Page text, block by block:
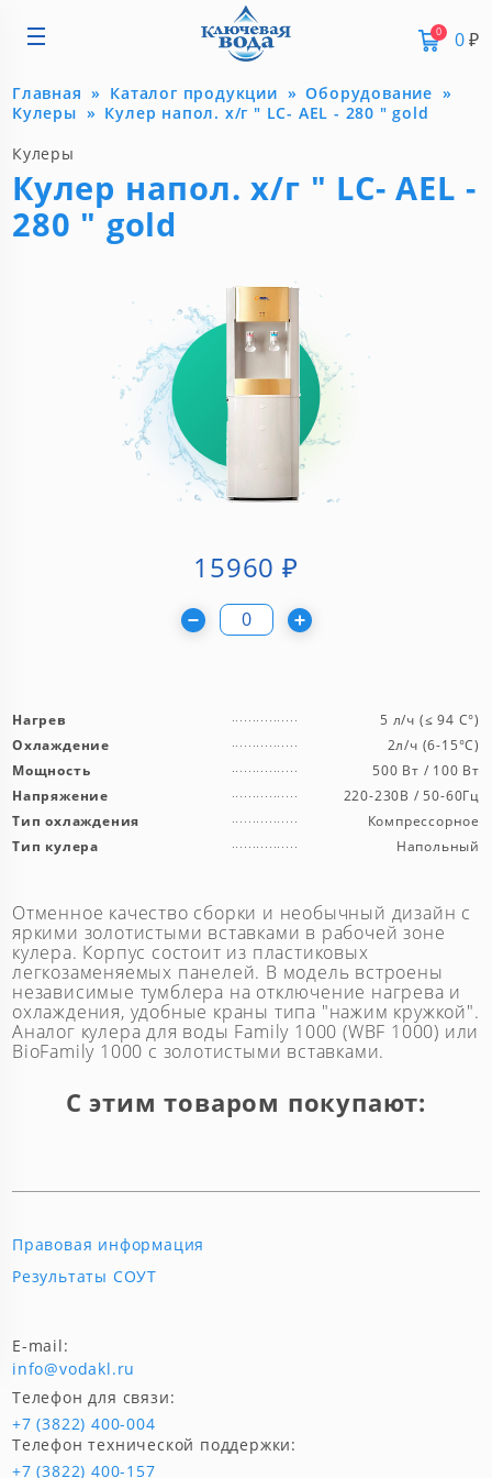
0 0₽
Главная Каталог продукции
Оборудование
Кулеры
Кулер напол. х/г " LC- AEL - 280 " gold
Кулеры
Кулер напол. х/г " LC- AEL -
280 " gold
15960 ₽
Нагрев
5 л/ч (≤ 94 C°)
Охлаждение
2л/ч (6-15°С)
Мощность
500 Вт / 100 Вт
Напряжение
220-230В / 50-60Гц
Тип охлаждения
Компрессорное
Тип кулера
Напольный
Отменное качество сборки и необычный дизайн с
яркими золотистыми вставками в рабочей зоне
кулера. Корпус состоит из пластиковых
легкозаменяемых панелей. В модель встроены
независимые тумблера на отключение нагрева и
охлаждения, удобные краны типа "нажим кружкой".
Аналог кулера для воды Family 1000 (WBF 1000) или
BioFamily 1000 с золотистыми вставками.
С этим товаром покупают:
Правовая информация
Результаты СОУТ
Телефон для связи:
+7 (3822) 400-004
Телефон технической поддержки:
+7 (3822) 400-157
E-mail:
info@vodakl.ru